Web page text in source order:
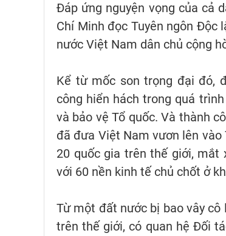
Đáp ứng nguyện vọng của cả
Chí Minh đọc Tuyên ngôn Độc
nước Việt Nam dân chủ cộng
Kể từ mốc son trọng đại đó,
công hiển hách trong quá
và bảo vệ Tổ quốc. Và thành
đã đưa Việt Nam vươn lên
20 quốc gia trên thế giới,
với 60 nền kinh tế chủ chốt ở
Từ một đất nước bị bao vây
trên thế giới, có quan hệ Đối